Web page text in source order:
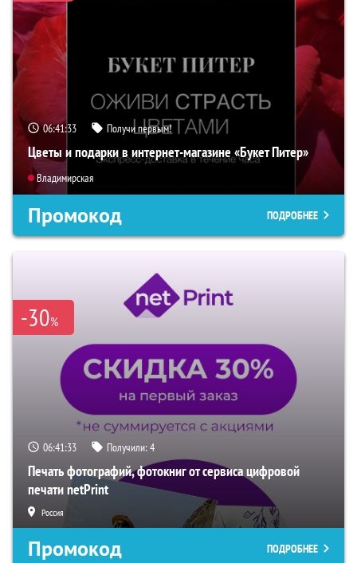
06:41:32 Получи первым!
Цветы и подарки в интернет-магазине «Букет Питер»
Владимирская
Промокод ПОДРОБНЕЕ
-30%
06:41:32 Получили:4
Печать фотографий, фотокниг от сервиса цифровой
печати netPrint
Россия
Промокод ПОДРОБНЕЕ